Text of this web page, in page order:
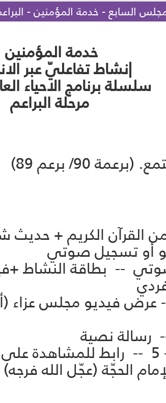
السابع - خدمة المؤمنين -
خدمة المؤمنين
|نشاط تفاعليّ عبر
سلسلة برنامج الاحياء
مرحلة البراعم
90/ برعم 89)
العاشورائيّة -- 10 -- عرض